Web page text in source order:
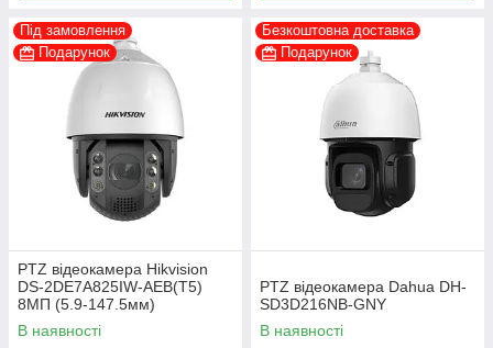
Під замовлення
Подарунок
PTZ відеокамера Hikvision
DS-2DE7A825IW-AEB(T5)
8МП (5.9-147.5мм)
В наявності
Безкоштовна доставка
Подарунок
PTZ відеокамера Dahua DH-
SD3D216NB-GNY
В наявності